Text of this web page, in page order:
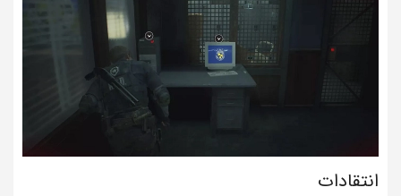
انتقادات